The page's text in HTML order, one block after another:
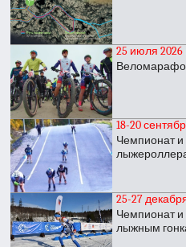
25 июля 2026
18-20
Чемпионат и
25-27
Чемпионат и
лыжным